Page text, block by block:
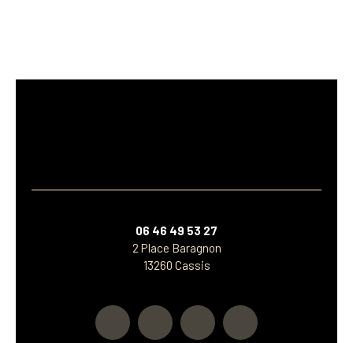
06 46 49 53 27
2 Place Baragnon
13260 Cassis